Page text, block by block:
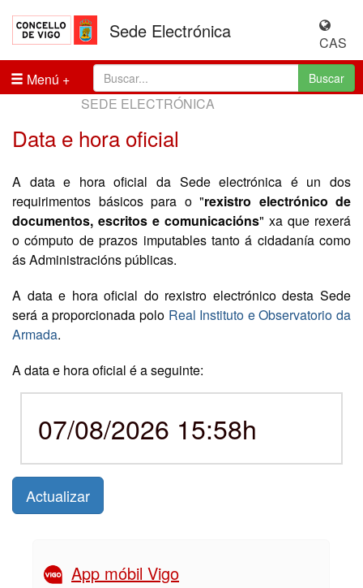
Sede Electrónica
CAS
Menú
Buscar
SEDE ELECTRÓNICA
Data e hora oficial
A data e hora oficial da Sede electrónica é un dos
requirimentos básicos para o "rexistro electrónico de
documentos, escritos e comunicacións" xa que rexerá
o cómputo de prazos imputables tanto á cidadanía como
ás Administracións públicas.
A data e hora oficial do rexistro electrónico desta Sede
será a proporcionada polo Real Instituto e Observatorio da
Armada.
A data e hora oficial é a seguinte:
07/08/2026 15:58h
Actualizar
App móbil Vigo